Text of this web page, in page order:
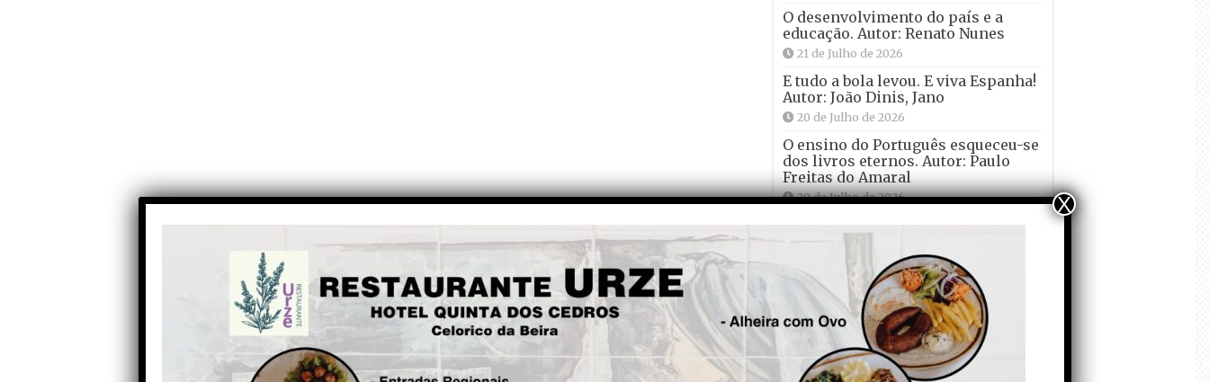
O desenvolvimento do país e a
educação. Autor: Renato Nunes
21 de Julho de 2026
E tudo a bola levou. E viva Espanha!
Autor: João Dinis, Jano
20 de Julho de 2026
O ensino do Português esqueceu-se
dos livros eternos. Autor: Paulo
Freitas do Amaral
20 de Julho de 2026
Mundiais de Futebol – 1986 e 2026.
classe de um “diabinho”. Autor: João
Dinis
18 de Julho de 2026
Girabolhos: mais do que uma
barragem, é preciso uma visão para
o território. Autora: Joana Viveiro
17 de Julho de 2026
X